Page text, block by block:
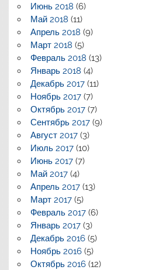
Июнь 2018 (6)
Май 2018 (11)
Апрель 2018 (9)
Март 2018 (5)
Февраль 2018 (13)
Январь 2018 (4)
Декабрь 2017(11)
Ноябрь 2017(7)
Октябрь 2017(7)
Сентябрь 2017(9)
Август 2017(3)
Июль 2017(10)
Июнь 2017(7)
Май 2017(4)
Апрель 2017(13)
Март 2017(5)
Февраль 2017(6)
Январь 2017(3)
Декабрь 2016(5)
Ноябрь 2016(5)
Октябрь 2016(12)